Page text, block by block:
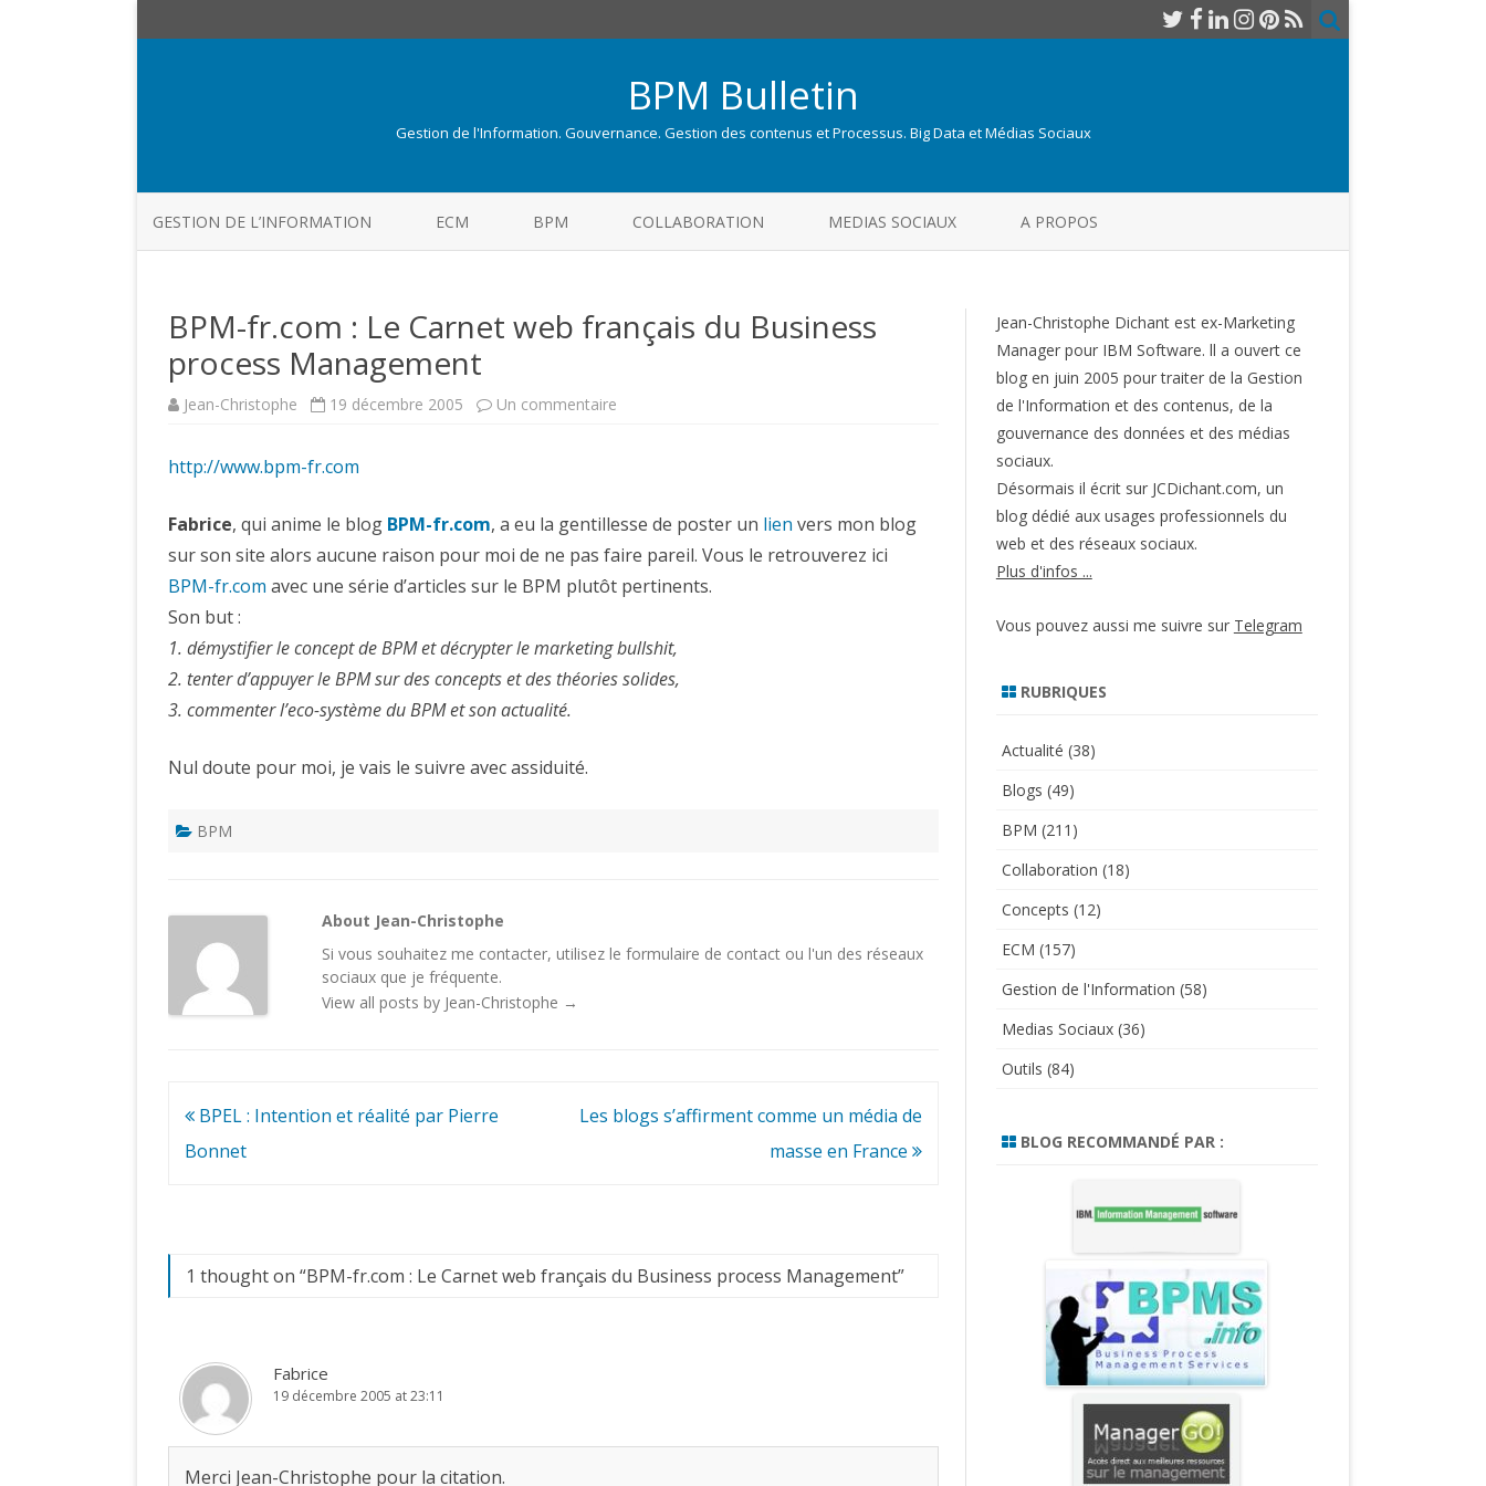
BPM Bulletin
Gestion de l'Information. Gouvernance. Gestion des contenus et Processus. Big Data et Médias Sociaux
to
GESTION DE L’INFORMATION ECM BPM COLLABORATION MEDIAS SOCIAUX A PROPOS
BPM-fr.com : Le Carnet web français du Business
process Management
Jean-Christophe 19 décembre 2005 Un commentaire
du
Business
process
Management
http://www.bpm-fr.com
Fabrice, qui anime le blog BPM-fr.com, a eu la gentillesse de poster un lien vers mon blog
sur son site alors aucune raison pour moi de ne pas faire pareil. Vous le retrouverez ici
BPM-fr.com avec une série d’articles sur le BPM plutôt pertinents.
Son but :
1. démystifier le concept de BPM et décrypter le marketing bullshit,
2. tenter d’appuyer le BPM sur des concepts et des théories solides,
3. commenter l’eco-système du BPM et son actualité.
Nul doute pour moi, je vais le suivre avec assiduité.
BPM
About Jean-Christophe
Si vous souhaitez me contacter, utilisez leformulaire de contact ou l'un desréseaux
sociaux que je fréquente.
View all posts by Jean-Christophe →
Navigation
de
BPEL : Intention et réalité par Pierre
Bonnet
Les blogs s’affirment comme un média de
masse en France
1 thought on “BPM-fr.com : Le Carnet web français du Business process Management”
Fabrice
19 décembre 2005 at 23:11
Merci Jean-Christophe pour la citation.
Jean-Christophe Dichant est ex-Marketing
Manager pour IBM Software. ll a ouvert ce
blog en juin 2005 pour traiter de la Gestion
de l'Information et des contenus, de la
gouvernance des données et des médias
sociaux.
Désormais il écrit sur JCDichant.com, un
blog dédié aux usages professionnels du
web et des réseaux sociaux.
Plus d'infos ...
Vous pouvez aussi me suivre sur Telegram
RUBRIQUES
Actualité (38)
Blogs (49)
BPM (211)
Collaboration (18)
Concepts (12)
ECM (157)
Gestion de l'Information (58)
Medias Sociaux(36)
Outils (84)
BLOG RECOMMANDÉ PAR :